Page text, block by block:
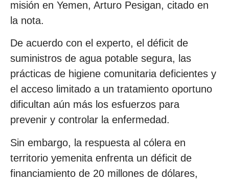
misión en Yemen, Arturo Pesigan, citado en
la nota.
De acuerdo con el experto, el déficit de
suministros de agua potable segura, las
prácticas de higiene comunitaria deficientes y
el acceso limitado a un tratamiento oportuno
dificultan aún más los esfuerzos para
prevenir y controlar la enfermedad.
Sin embargo, la respuesta al cólera en
territorio yemenita enfrenta un déficit de
financiamiento de 20 millones de dólares,